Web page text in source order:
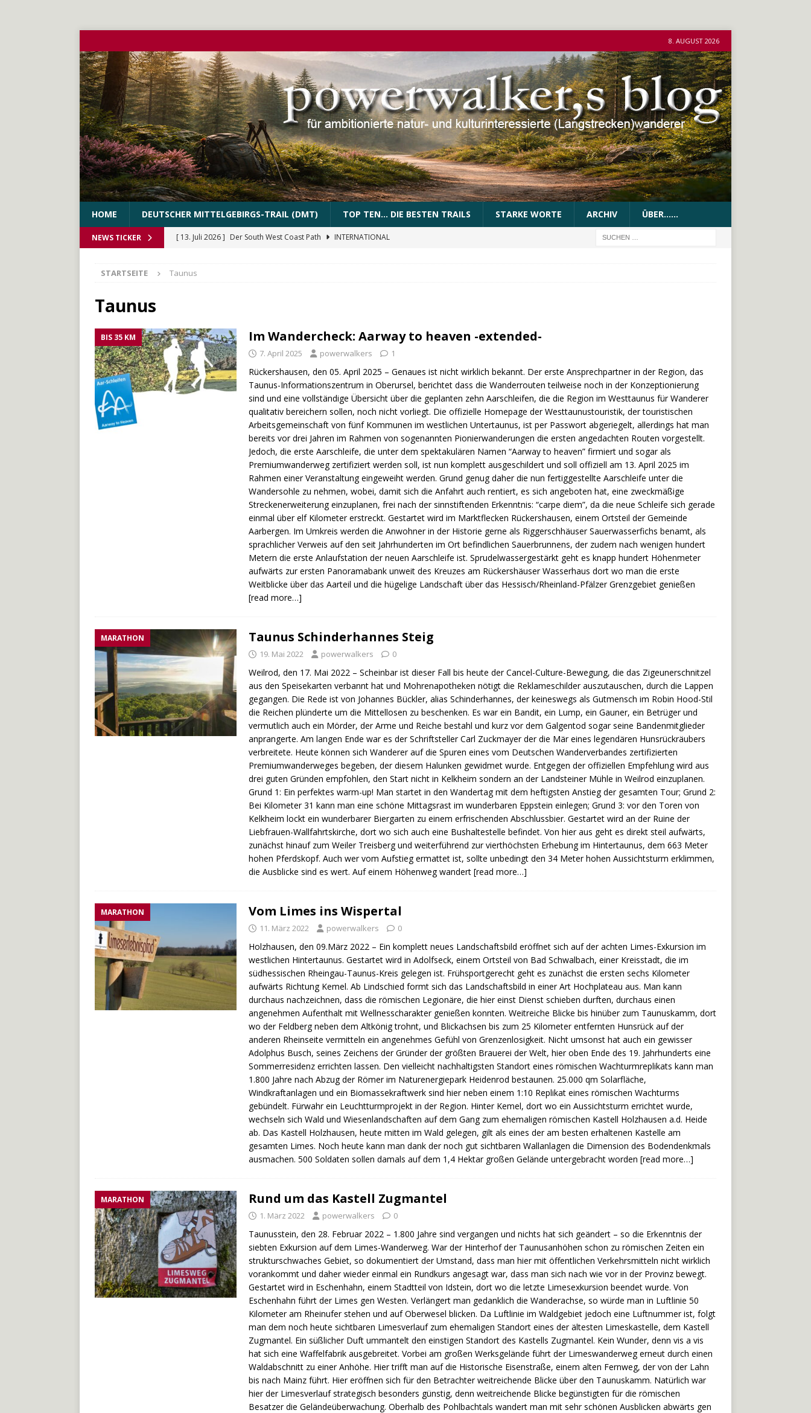
8. AUGUST 2026
HOME DEUTSCHER MITTELGEBIRGS-TRAIL (DMT) TOP TEN… DIE BESTEN TRAILS STARKE WORTE ARCHIV ÜBER……
NEWS TICKER [ 13. Juli 2026 ] Der South West Coast Path
INTERNATIONAL
[ 27. Mai 2026 ]
STARTSEITE Taunus
Taunus
BIS 35 KM Im Wandercheck: Aarway to heaven -extended-
7. April 2025 powerwalkers 1
Rückershausen, den 05. April 2025 – Genaues ist nicht wirklich bekannt. Der erste Ansprechpartner in der Region, das
Taunus-Informationszentrum in Oberursel, berichtet dass die Wanderrouten teilweise noch in der Konzeptionierung
sind und eine vollständige Übersicht über die geplanten zehn Aarschleifen, die die Region im Westtaunus für Wanderer
qualitativ bereichern sollen, noch nicht vorliegt. Die offizielle Homepage der Westtaunustouristik, der touristischen
Arbeitsgemeinschaft von fünf Kommunen im westlichen Untertaunus, ist per Passwort abgeriegelt, allerdings hat man
bereits vor drei Jahren im Rahmen von sogenannten Pionierwanderungen die ersten angedachten Routen vorgestellt.
Jedoch, die erste Aarschleife, die unter dem spektakulären Namen “Aarway to heaven” firmiert und sogar als
Premiumwanderweg zertifiziert werden soll, ist nun komplett ausgeschildert und soll offiziell am 13. April 2025 im
Rahmen einer Veranstaltung eingeweiht werden. Grund genug daher die nun fertiggestellte Aarschleife unter die
Wandersohle zu nehmen, wobei, damit sich die Anfahrt auch rentiert, es sich angeboten hat, eine zweckmäßige
Streckenerweiterung einzuplanen, frei nach der sinnstiftenden Erkenntnis: “carpe diem”, da die neue Schleife sich gerade
einmal über elf Kilometer erstreckt. Gestartet wird im Marktflecken Rückershausen, einem Ortsteil der Gemeinde
Aarbergen. Im Umkreis werden die Anwohner in der Historie gerne als Riggerschhäuser Sauerwasserfichs benamt, als
sprachlicher Verweis auf den seit Jahrhunderten im Ort befindlichen Sauerbrunnens, der zudem nach wenigen hundert
Metern die erste Anlaufstation der neuen Aarschleife ist. Sprudelwassergestärkt geht es knapp hundert Höhenmeter
aufwärts zur ersten Panoramabank unweit des Kreuzes am Rückershäuser Wasserhaus dort wo man die erste
Weitblicke über das Aarteil und die hügelige Landschaft über das Hessisch/Rheinland-Pfälzer Grenzgebiet genießen
[read more…]
MARATHON Taunus Schinderhannes Steig
19. Mai 2022 powerwalkers 0
Weilrod, den 17. Mai 2022 – Scheinbar ist dieser Fall bis heute der Cancel-Culture-Bewegung, die das Zigeunerschnitzel
aus den Speisekarten verbannt hat und Mohrenapotheken nötigt die Reklameschilder auszutauschen, durch die Lappen
gegangen. Die Rede ist von Johannes Bückler, alias Schinderhannes, der keineswegs als Gutmensch im Robin Hood-Stil
die Reichen plünderte um die Mittellosen zu beschenken. Es war ein Bandit, ein Lump, ein Gauner, ein Betrüger und
vermutlich auch ein Mörder, der Arme und Reiche bestahl und kurz vor dem Galgentod sogar seine Bandenmitglieder
anprangerte. Am langen Ende war es der Schriftsteller Carl Zuckmayer der die Mär eines legendären Hunsrückräubers
verbreitete. Heute können sich Wanderer auf die Spuren eines vom Deutschen Wanderverbandes zertifizierten
Premiumwanderweges begeben, der diesem Halunken gewidmet wurde. Entgegen der offiziellen Empfehlung wird aus
drei guten Gründen empfohlen, den Start nicht in Kelkheim sondern an der Landsteiner Mühle in Weilrod einzuplanen.
Grund 1: Ein perfektes warm-up! Man startet in den Wandertag mit dem heftigsten Anstieg der gesamten Tour; Grund 2:
Bei Kilometer 31 kann man eine schöne Mittagsrast im wunderbaren Eppstein einlegen; Grund 3: vor den Toren von
Kelkheim lockt ein wunderbarer Biergarten zu einem erfrischenden Abschlussbier. Gestartet wird an der Ruine der
Liebfrauen-Wallfahrtskirche, dort wo sich auch eine Bushaltestelle befindet. Von hier aus geht es direkt steil aufwärts,
zunächst hinauf zum Weiler Treisberg und weiterführend zur vierthöchsten Erhebung im Hintertaunus, dem 663 Meter
hohen Pferdskopf. Auch wer vom Aufstieg ermattet ist, sollte unbedingt den 34 Meter hohen Aussichtsturm erklimmen,
die Ausblicke sind es wert. Auf einem Höhenweg wandert [read more…]
MARATHON Vom Limes ins Wispertal
11. März 2022 powerwalkers 0
Holzhausen, den 09.März 2022 – Ein komplett neues Landschaftsbild eröffnet sich auf der achten Limes-Exkursion im
westlichen Hintertaunus. Gestartet wird in Adolfseck, einem Ortsteil von Bad Schwalbach, einer Kreisstadt, die im
südhessischen Rheingau-Taunus-Kreis gelegen ist. Frühsportgerecht geht es zunächst die ersten sechs Kilometer
aufwärts Richtung Kemel. Ab Lindschied formt sich das Landschaftsbild in einer Art Hochplateau aus. Man kann
durchaus nachzeichnen, dass die römischen Legionäre, die hier einst Dienst schieben durften, durchaus einen
angenehmen Aufenthalt mit Wellnesscharakter genießen konnten. Weitreiche Blicke bis hinüber zum Taunuskamm, dort
wo der Feldberg neben dem Altkönig trohnt, und Blickachsen bis zum 25 Kilometer entfernten Hunsrück auf der
anderen Rheinseite vermitteln ein angenehmes Gefühl von Grenzenlosigkeit. Nicht umsonst hat auch ein gewisser
Adolphus Busch, seines Zeichens der Gründer der größten Brauerei der Welt, hier oben Ende des 19. Jahrhunderts eine
Sommerresidenz errichten lassen. Den vielleicht nachhaltigsten Standort eines römischen Wachturmreplikats kann man
1.800 Jahre nach Abzug der Römer im Naturenergiepark Heidenrod bestaunen. 25.000 qm Solarfläche,
Windkraftanlagen und ein Biomassekraftwerk sind hier neben einem 1:10 Replikat eines römischen Wachturms
gebündelt. Fürwahr ein Leuchtturmprojekt in der Region. Hinter Kemel, dort wo ein Aussichtsturm errichtet wurde,
wechseln sich Wald und Wiesenlandschaften auf dem Gang zum ehemaligen römischen Kastell Holzhausen a.d. Heide
ab. Das Kastell Holzhausen, heute mitten im Wald gelegen, gilt als eines der am besten erhaltenen Kastelle am
gesamten Limes. Noch heute kann man dank der noch gut sichtbaren Wallanlagen die Dimension des Bodendenkmals
ausmachen. 500 Soldaten sollen damals auf dem 1,4 Hektar großen Gelände untergebracht worden [read more…]
MARATHON Rund um das Kastell Zugmantel
1. März 2022 powerwalkers 0
Taunusstein, den 28. Februar 2022 – 1.800 Jahre sind vergangen und nichts hat sich geändert – so die Erkenntnis der
siebten Exkursion auf dem Limes-Wanderweg. War der Hinterhof der Taunusanhöhen schon zu römischen Zeiten ein
strukturschwaches Gebiet, so dokumentiert der Umstand, dass man hier mit öffentlichen Verkehrsmitteln nicht wirklich
vorankommt und daher wieder einmal ein Rundkurs angesagt war, dass man sich nach wie vor in der Provinz bewegt.
Gestartet wird in Eschenhahn, einem Stadtteil von Idstein, dort wo die letzte Limesexkursion beendet wurde. Von
Eschenhahn führt der Limes gen Westen. Verlängert man gedanklich die Wanderachse, so würde man in Luftlinie 50
Kilometer am Rheinufer stehen und auf Oberwesel blicken. Da Luftlinie im Waldgebiet jedoch eine Luftnummer ist, folgt
man dem noch heute sichtbaren Limesverlauf zum ehemaligen Standort eines der ältesten Limeskastelle, dem Kastell
Zugmantel. Ein süßlicher Duft ummantelt den einstigen Standort des Kastells Zugmantel. Kein Wunder, denn vis a vis
hat sich eine Waffelfabrik ausgebreitet. Vorbei am großen Werksgelände führt der Limeswanderweg erneut durch einen
Waldabschnitt zu einer Anhöhe. Hier trifft man auf die Historische Eisenstraße, einem alten Fernweg, der von der Lahn
bis nach Mainz führt. Hier eröffnen sich für den Betrachter weitreichende Blicke über den Taunuskamm. Natürlich war
hier der Limesverlauf strategisch besonders günstig, denn weitreichende Blicke begünstigten für die römischen
Besatzer die Geländeüberwachung. Oberhalb des Pohlbachtals wandert man mit sehr schönen Ausblicken abwärts gen